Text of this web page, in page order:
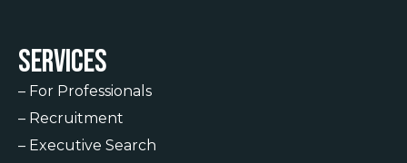
Services
– For Professionals
– Recruitment
– Executive Search